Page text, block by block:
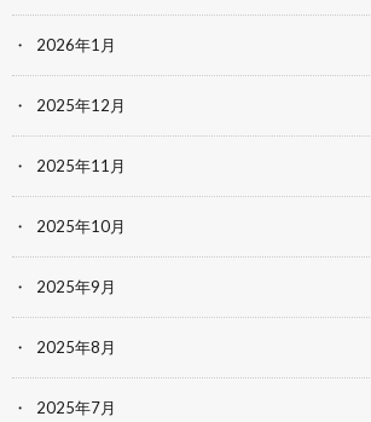
2026年1月
2025年12月
2025年11月
2025年10月
2025年9月
2025年8月
2025年7月